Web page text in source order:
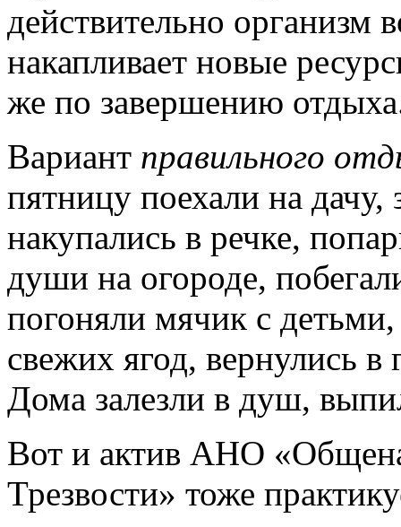
действительно организм
накапливает новые
же по завершению
Вариант правильного
пятницу поехали на
накупались в речке,
души на огороде,
погоняли мячик с
свежих ягод, вернулись
Дома залезли в душ,
Вот и актив АНО
Трезвости» тоже